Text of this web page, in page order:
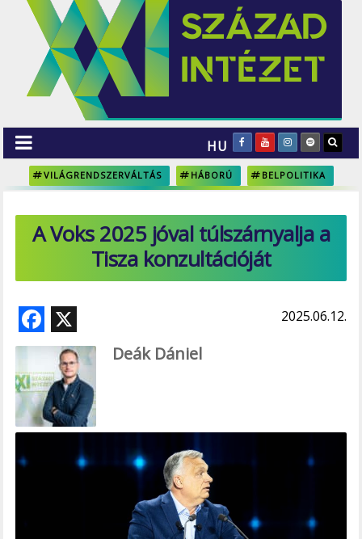
HU
VILÁGRENDSZERVÁLTÁS HÁBORÚ BELPOLITIKA
A Voks 2025 jóval túlszárnyalja a
Tisza konzultációját
F
ac
e
b
o
2025.06.12.
Deák Dániel